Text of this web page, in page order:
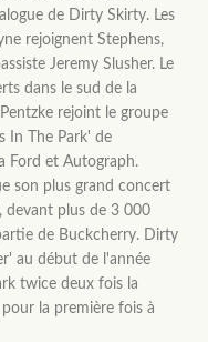
de Dirty Skirty. Les
rejoignent Stephens,
Jeremy Slusher. Le
dans le sud de la
rejoint le groupe
In The Park' de
Ford et Autograph.
son plus grand concert
devant plus de 3 000
de Buckcherry. Dirty
au début de l'année
twice deux fois la
la première fois à